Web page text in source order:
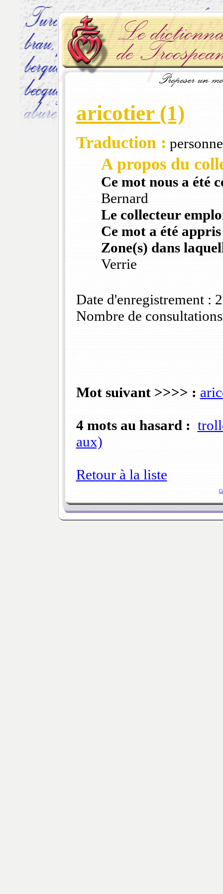
aricotier (1)
Traduction :
A propos du
Ce mot nous a été
Bernard
Le collecteur
Ce mot a été
Zone(s) dans
Verrie
Date d'enregistrement :
Nombre de
Mot suivant >>>> :
4 mots au hasard :
aux)
Retour à la liste